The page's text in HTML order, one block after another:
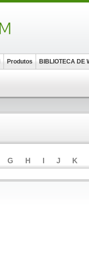
G H I J K
Produtos BIBLIOTECA DE